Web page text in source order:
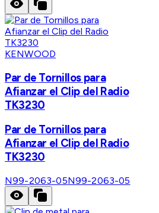
KENWOOD
Par de Tornillos para
Afianzar el Clip del Radio
TK3230
Par de Tornillos para
Afianzar el Clip del Radio
TK3230
N99-2063-05N99-2063-05